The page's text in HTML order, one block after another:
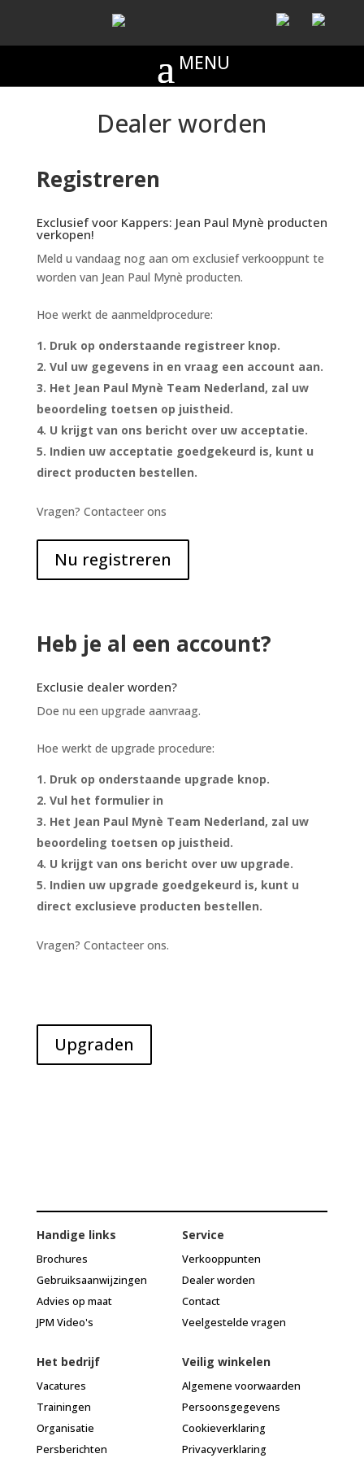
Dealer worden
Registreren
Exclusief voor Kappers: Jean Paul Mynè producten
verkopen!
Meld u vandaag nog aan om exclusief verkooppunt te
worden van Jean Paul Mynè producten.
Hoe werkt de aanmeldprocedure:
Druk op onderstaande registreer knop.
Vul uw gegevens in en vraag een account aan.
Het Jean Paul Mynè Team Nederland, zal uw
beoordeling toetsen op juistheid.
U krijgt van ons bericht over uw acceptatie.
Indien uw acceptatie goedgekeurd is, kunt u
direct producten bestellen.
Vragen? Contacteer ons
Nu registreren
Heb je al een account?
Exclusie dealer worden?
Doe nu een upgrade aanvraag.
Hoe werkt de upgrade procedure:
Druk op onderstaande upgrade knop.
Vul het formulier in
Het Jean Paul Mynè Team Nederland, zal uw
beoordeling toetsen op juistheid.
U krijgt van ons bericht over uw upgrade.
Indien uw upgrade goedgekeurd is, kunt u
direct exclusieve producten bestellen.
Vragen? Contacteer ons.
Upgraden
Handige links
Brochures
Gebruiksaanwijzingen
Advies op maat
JPM Video's
Service
Verkooppunten
Dealer worden
Contact
Veelgestelde vragen
Het bedrijf
Vacatures
Trainingen
Organisatie
Persberichten
Veilig winkelen
Algemene voorwaarden
Persoonsgegevens
Cookieverklaring
Privacyverklaring